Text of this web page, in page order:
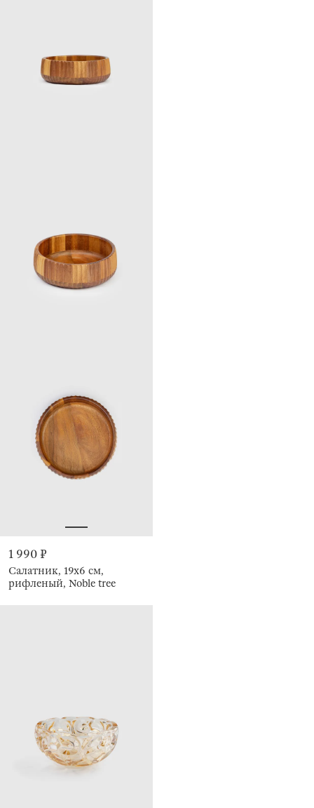
1 990 ₽
Салатник, 19х6 см,
рифленый, Noble tree